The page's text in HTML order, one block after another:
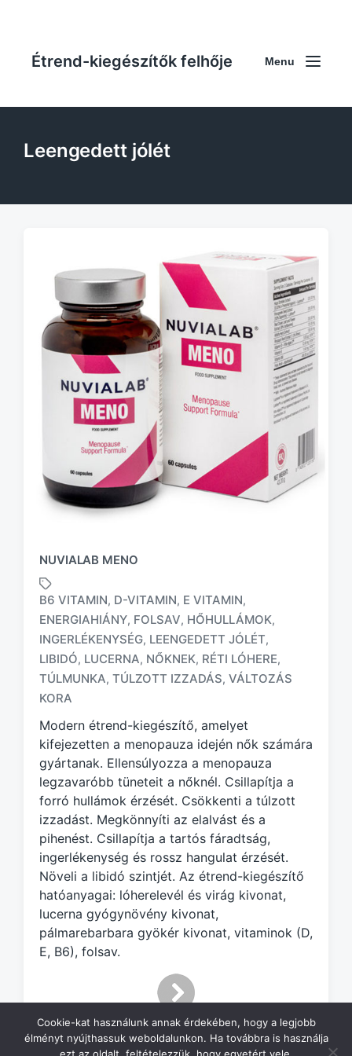
Étrend-kiegészítők felhője Menu
Leengedett jólét
NUVIALAB MENO
a
g
g
d
w
i
t
h
B6 VITAMIN, D-VITAMIN, E VITAMIN,
ENERGIAHIÁNY, FOLSAV, HŐHULLÁMOK,
INGERLÉKENYSÉG, LEENGEDETT JÓLÉT,
LIBIDÓ, LUCERNA, NŐKNEK, RÉTI LÓHERE,
TÚLMUNKA, TÚLZOTT IZZADÁS, VÁLTOZÁS
KORA
Modern étrend-kiegészítő, amelyet
kifejezetten a menopauza idején nők számára
gyártanak. Ellensúlyozza a menopauza
legzavaróbb tüneteit a nőknél. Csillapítja a
forró hullámok érzését. Csökkenti a túlzott
izzadást. Megkönnyíti az elalvást és a
pihenést. Csillapítja a tartós fáradtság,
ingerlékenység és rossz hangulat érzését.
Növeli a libidó szintjét. Az étrend-kiegészítő
hatóanyagai: lóherelevél és virág kivonat,
lucerna gyógynövény kivonat,
pálmarebarbara gyökér kivonat, vitaminok (D,
E, B6), folsav.
Cookie-kat használunk annak érdekében, hogy a legjobb
élményt nyújthassuk weboldalunkon. Ha továbbra is használja